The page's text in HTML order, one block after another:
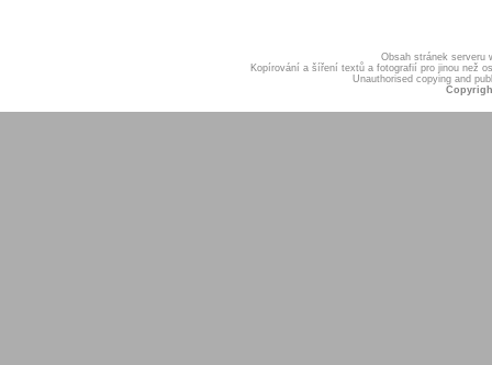
Obsah stránek serveru
Kopírování a šíření textů a fotografií pro jinou než
Unauthorised copying and